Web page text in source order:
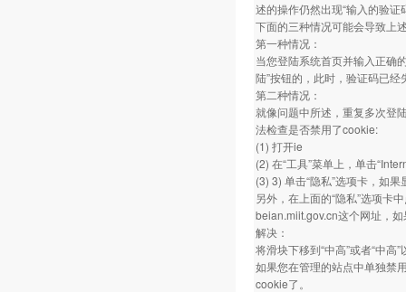
述的操作仍然出现“输入的验
下面的三种情况可能会导致上
第一种情况：
当您登陆系统首页并输入正确
陆”按钮的，此时，验证码已
第二种情况：
就像问题中所述，重复多次登
法检查是否禁用了cookie:
(1) 打开ie
(2) 在“工具”菜单上，单击
(3) 3) 单击“隐私”选项卡，如
另外，在上面的“隐私”选项卡
beian.miit.gov.cn这个网址，
解决：
将滑块下移到“中高”或者“中
如果您在管理的站点中单独禁
cookie了。